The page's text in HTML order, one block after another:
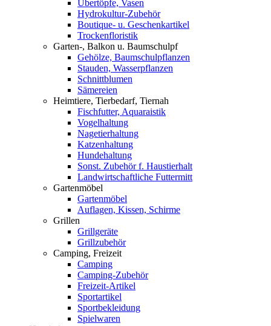
Übertöpfe, Vasen
Hydrokultur-Zubehör
Boutique- u. Geschenkartikel
Trockenfloristik
Garten-, Balkon u. Baumschulpf
Gehölze, Baumschulpflanzen
Stauden, Wasserpflanzen
Schnittblumen
Sämereien
Heimtiere, Tierbedarf, Tiernah
Fischfutter, Aquaraistik
Vogelhaltung
Nagetierhaltung
Katzenhaltung
Hundehaltung
Sonst. Zubehör f. Haustierhalt
Landwirtschaftliche Futtermitt
Gartenmöbel
Gartenmöbel
Auflagen, Kissen, Schirme
Grillen
Grillgeräte
Grillzubehör
Camping, Freizeit
Camping
Camping-Zubehör
Freizeit-Artikel
Sportartikel
Sportbekleidung
Spielwaren